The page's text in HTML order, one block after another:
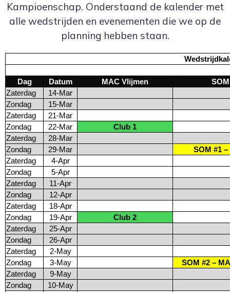
Kampioenschap. Onderstaand de kalender met
alle wedstrijden en evenementen die we op de
planning hebben staan.
Dag Datum MAC Vlijmen
SOM
Zaterdag
14-Mar
Zondag
15-Mar
Zaterdag
21-Mar
Zondag
22-Mar
Club 1
Zaterdag
28-Mar
Zondag
29-Mar
SOM #1
Zaterdag
4-Apr
Zondag
5-Apr
Zaterdag
11-Apr
Zondag
12-Apr
Zaterdag
18-Apr
Zondag
19-Apr
Club 2
Zaterdag
25-Apr
Zondag
26-Apr
Zaterdag
2-May
Zondag
3-May
SOM #2 –
Zaterdag
9-May
Zondag
10-May